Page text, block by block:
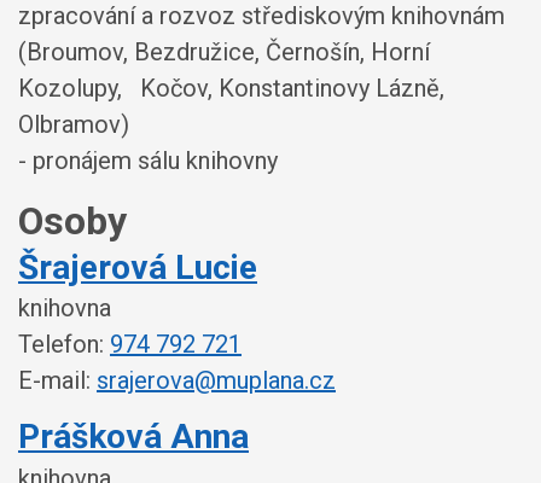
zpracování a rozvoz střediskovým knihovnám
(Broumov, Bezdružice, Černošín, Horní
Kozolupy, Kočov, Konstantinovy Lázně,
Olbramov)
- pronájem sálu knihovny
Osoby
Šrajerová Lucie
knihovna
Telefon: 974 792 721
E-mail: srajerova@muplana.cz
Prášková Anna